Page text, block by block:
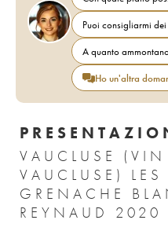
Puoi consigliarmi
A quanto
Ho un'altra
VAUCLUSE (VIN
VAUCLUSE) LES
GRENACHE
REYNAUD 2020